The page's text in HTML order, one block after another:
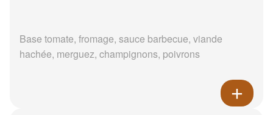
Base tomate, fromage, sauce barbecue, viande
hachée, merguez, champignons, poivrons